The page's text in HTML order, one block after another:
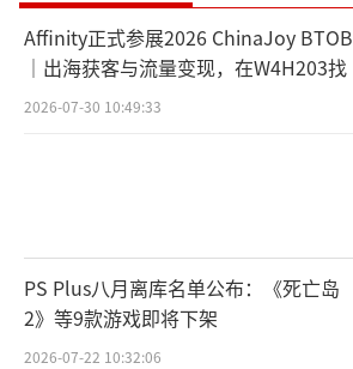
Affinity正式参展2026 ChinaJoy BTOB
｜出海获客与流量变现，在W4H203找
2026-07-30 10:49:33
PS Plus八月离库名单公布：《死亡岛
2》等9款游戏即将下架
2026-07-22 10:32:06